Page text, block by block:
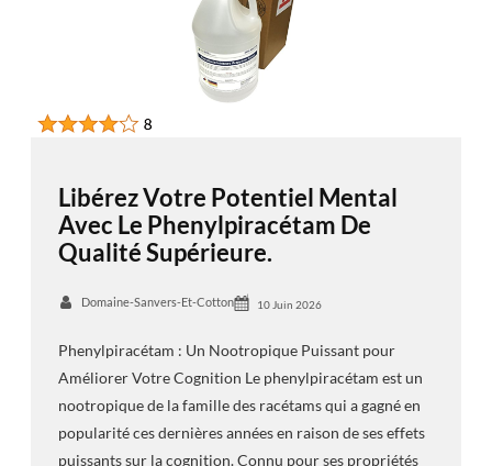
Libérez Votre Potentiel Mental
Avec Le Phenylpiracétam De
Qualité Supérieure.
Domaine-Sanvers-Et-Cotton 10 Juin 2026
Phenylpiracétam : Un Nootropique Puissant pour
Améliorer Votre Cognition Le phenylpiracétam est un
nootropique de la famille des racétams qui a gagné en
popularité ces dernières années en raison de ses effets
puissants sur la cognition. Connu pour ses propriétés